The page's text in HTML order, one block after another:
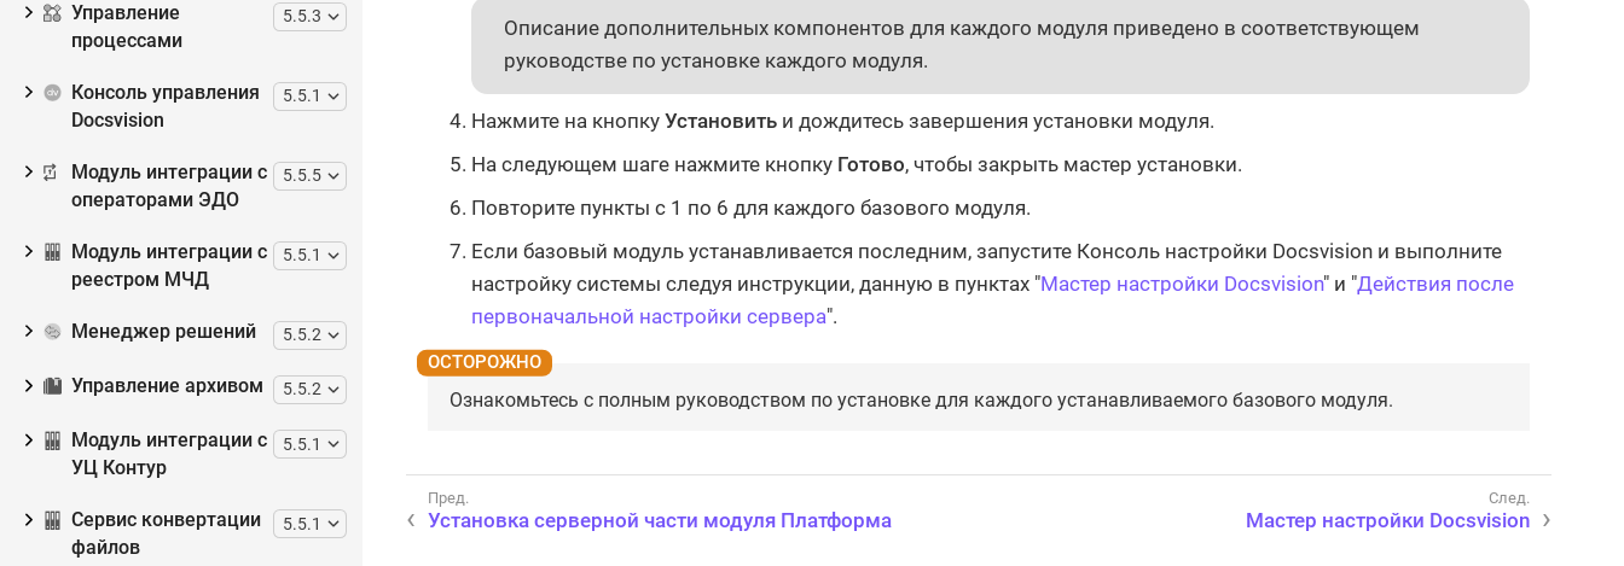
Управление
процессами
5.5.3
Консоль управления
Docsvision
5.5.1
Модуль интеграции с
операторами ЭДО
5.5.5
Модуль интеграции с
реестром МЧД
5.5.1
Менеджер решений 5.5.2
Управление архивом 5.5.2
Модуль интеграции с
УЦ Контур
5.5.1
Сервис конвертации
файлов
5.5.1
Описание дополнительных компонентов для каждого модуля приведено в соответствующем
руководстве по установке каждого модуля.
Нажмите на кнопку Установить и дождитесь завершения установки модуля.
На следующем шаге нажмите кнопку Готово, чтобы закрыть мастер установки.
Повторите пункты с 1 по 6 для каждого базового модуля.
Если базовый модуль устанавливается последним, запустите Консоль настройки Docsvision и выполните
настройку системы следуя инструкции, данную в пунктах "Мастер настройки Docsvision" и "Действия после
первоначальной настройки сервера".
Ознакомьтесь с полным руководством по установке для каждого устанавливаемого базового модуля.
Установка серверной части модуля Платформа Мастер настройки Docsvision